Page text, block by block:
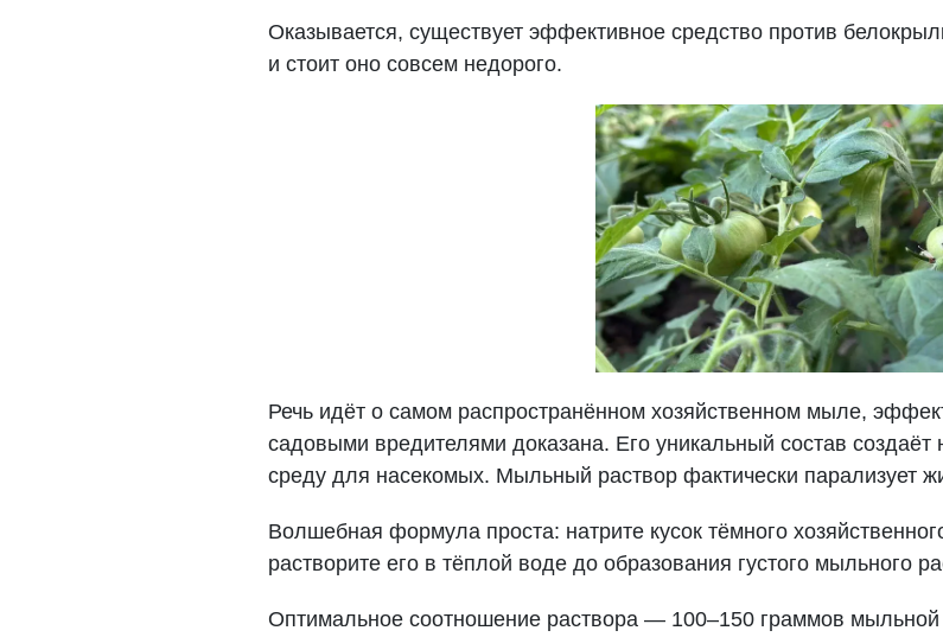
Оказывается, существует эффективное средство против
и стоит оно совсем недорого.
Речь идёт о самом распространённом хозяйственном мыле,
садовыми вредителями доказана. Его уникальный состав
среду для насекомых. Мыльный раствор фактически парализует
Волшебная формула проста: натрите кусок тёмного
растворите его в тёплой воде до образования густого мыльного
Оптимальное соотношение раствора — 100–150 граммов мыльной